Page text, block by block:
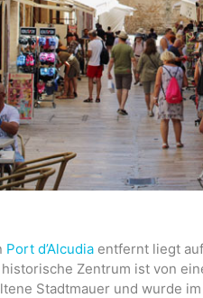
Port d’Alcudia entfernt liegt
Zentrum ist von
Stadtmauer und wurde